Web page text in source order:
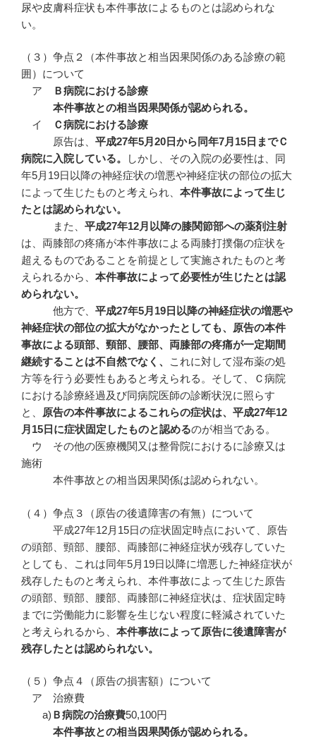
尿や皮膚科症状も本件事故によるものとは認められな
い。
（３）争点２（本件事故と相当因果関係のある診療の範
囲）について
ア
Ｂ病院における診療
本件事故との相当因果関係が認められる。
イ
Ｃ病院における診療
原告は、 平成27年5月20 日から同年7月15 日までＣ
病院に入院している。
しかし、その入院の必要性は、同
年5月19日以降の神経症状の増悪や神経症状の部位の拡大
によって生じたものと考えられ、 本件事故によって生じ
たとは認められない。
また、 平成27年12月以降の膝関節部への薬剤注射
は、両膝部の疼痛が本件事故による両膝打撲傷の症状を
超えるものであることを前提として実施されたものと考
えられるから、 本件事故によって必要性が生じたとは認
められない。
他方で、 平成27年5月19 日以降の神経症状の増悪や
神経症状の部位の拡大がなかったとしても、原告の本件
事故による頭部、頸部、腰部、両膝部の疼痛が一定期間
継続することは不自然でなく、
これに対して湿布薬の処
方等を行う必要性もあると考えられる。そして、Ｃ病院
における診療経過及び同病院医師の診断状況に照らす
と、
原告の本件事故によるこれらの症状は、平成27年12
月15 日に症状固定したものと認めるのが相当である。
ウ その他の医療機関又は整骨院におけるに診療又は
施術
本件事故との相当因果関係は認められない。
（４）争点３（原告の後遺障害の有無）について
平成27年12月15日の症状固定時点において、原告
の頭部、頸部、腰部、両膝部に神経症状が残存していた
としても、これは同年5月19日以降に増悪した神経症状が
残存したものと考えられ、本件事故によって生じた原告
の頭部、頸部、腰部、両膝部に神経症状は、症状固定時
までに労働能力に影響を生じない程度に軽減されていた
と考えられるから、 本件事故によって原告に後遺障害が
残存したとは認められない。
（５）争点４（原告の損害額）について
ア 治療費
a) Ｂ病院の治療費50,100円
本件事故との相当因果関係が認められる。